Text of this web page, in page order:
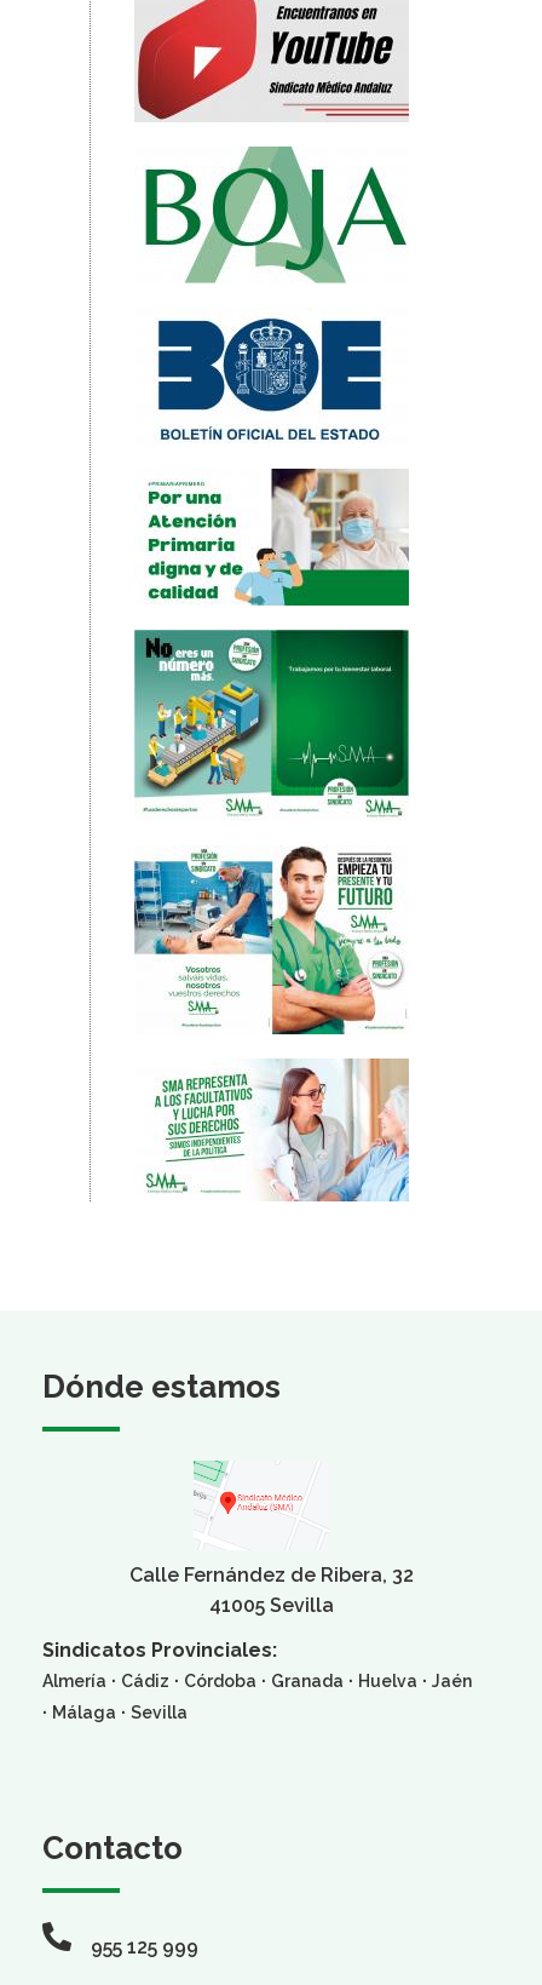
Dónde estamos
Calle Fernández de Ribera, 32
41005 Sevilla
Sindicatos Provinciales:
Almería · Cádiz · Córdoba · Granada · Huelva · Jaén
· Málaga · Sevilla
Contacto
955 125 999